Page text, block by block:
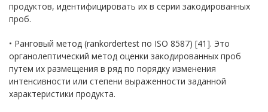
продуктов, идентифицировать их в серии закодированных
проб.
• Ранговый метод (rankordertest по ISO 8587) [41]. Это
органолептический метод оценки закодированных проб
путем их размещения в ряд по порядку изменения
интенсивности или степени выраженности заданной
характеристики продукта.